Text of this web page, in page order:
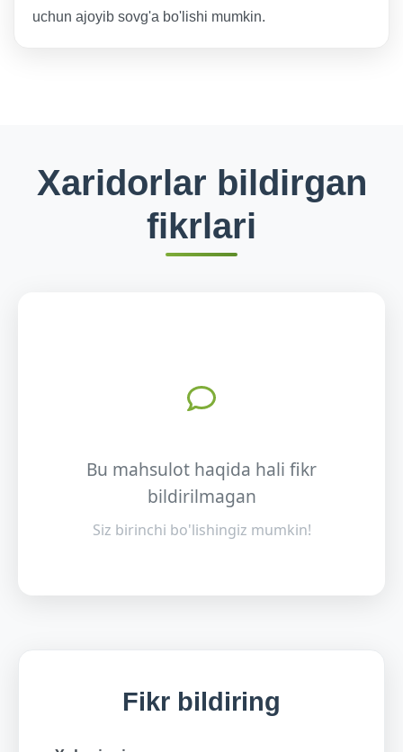
uchun ajoyib sovg'a bo'lishi mumkin.
Xaridorlar bildirgan
fikrlari
Bu mahsulot haqida hali fikr
bildirilmagan
Siz birinchi bo'lishingiz mumkin!
Fikr bildiring